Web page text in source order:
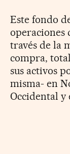
Este fondo
operaciones
través de la
compra,
sus activos
misma- en
Occidental y